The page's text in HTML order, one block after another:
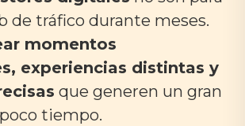
de tráfico durante meses.
momentos
experiencias distintas y
que generen un gran
tiempo.